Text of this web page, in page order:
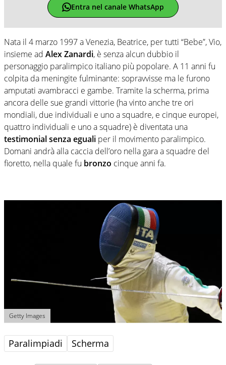
Entra nel canale WhatsApp
Nata il 4 marzo 1997 a Venezia, Beatrice, per tutti “Bebe”, Vio,
insieme ad Alex Zanardi, è senza alcun dubbio il
personaggio paralimpico italiano più popolare. A 11 anni fu
colpita da meningite fulminante: sopravvisse ma le furono
amputati avambracci e gambe. Tramite la scherma, prima
ancora delle sue grandi vittorie (ha vinto anche tre ori
mondiali, due individuali e uno a squadre, e cinque europei,
quattro individuali e uno a squadre) è diventata una
testimonial senza eguali per il movimento paralimpico.
Domani andrà alla caccia dell’oro nella gara a squadre del
fioretto, nella quale fu bronzo cinque anni fa.
Getty Images
Paralimpiadi Scherma